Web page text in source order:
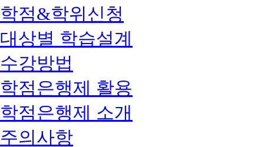
학점&학위신청
대상별 학습설계
수강방법
학점은행제 활용
학점은행제 소개
주의사항